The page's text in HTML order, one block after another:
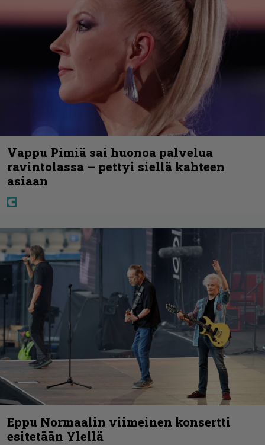
Vappu Pimiä sai huonoa palvelua
ravintolassa – pettyi siellä kahteen
asiaan
Eppu Normaalin viimeinen konsertti
esitetään Ylellä